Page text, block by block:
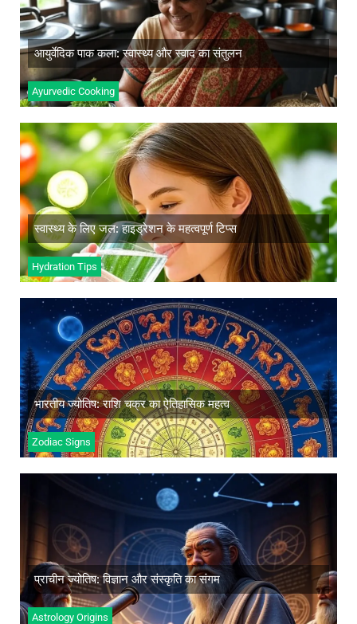
आयुर्वेदिक पाक कला: स्वास्थ्य और स्वाद का संतुलन
Ayurvedic Cooking
आयुर्वेदिक पाक कला: स्वास्थ्य और स्वाद का संतुलन
अधिक जानें
स्वास्थ्य के लिए जल: हाइड्रेशन के महत्वपूर्ण टिप्स
Hydration Tips
स्वास्थ्य के लिए जल: हाइड्रेशन के महत्वपूर्ण टिप्स
अधिक जानें
भारतीय ज्योतिष: राशि चक्र का ऐतिहासिक महत्व
Zodiac Signs
भारतीय ज्योतिष: राशि चक्र का ऐतिहासिक महत्व
अधिक जानें
प्राचीन ज्योतिष: विज्ञान और संस्कृति का संगम
Astrology Origins
प्राचीन ज्योतिष: विज्ञान और संस्कृति का संगम
अधिक जानें